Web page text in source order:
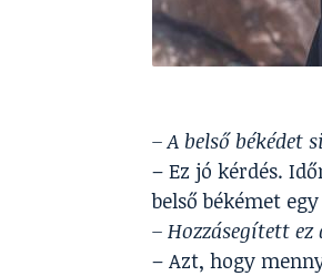
– A belső békédet
– Ez jó kérdés.
belső békémet
– Hozzásegített
– Azt, hogy